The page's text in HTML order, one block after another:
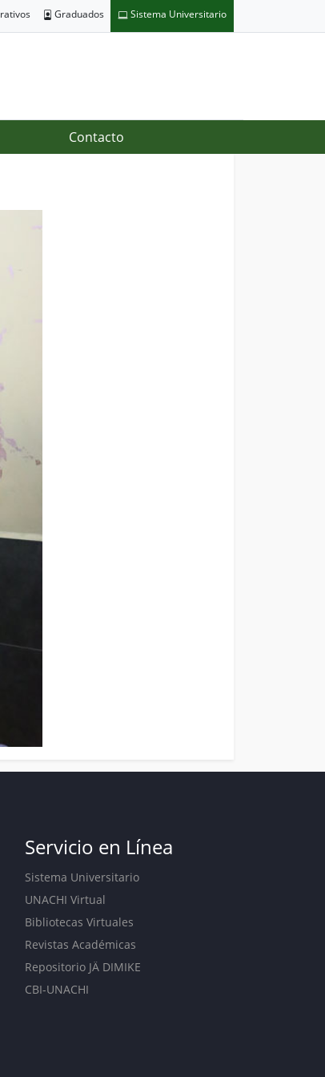
Graduados Sistema Universitario
Contacto
Servicio en Línea
Sistema Universitario
UNACHI Virtual
Bibliotecas Virtuales
Revistas Académicas
Repositorio JÄ DIMIKE
CBI-UNACHI